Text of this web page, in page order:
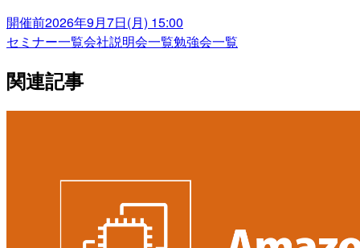
開催前2026年9月7日(月) 15:00
セミナー一覧会社説明会一覧勉強会一覧
関連記事